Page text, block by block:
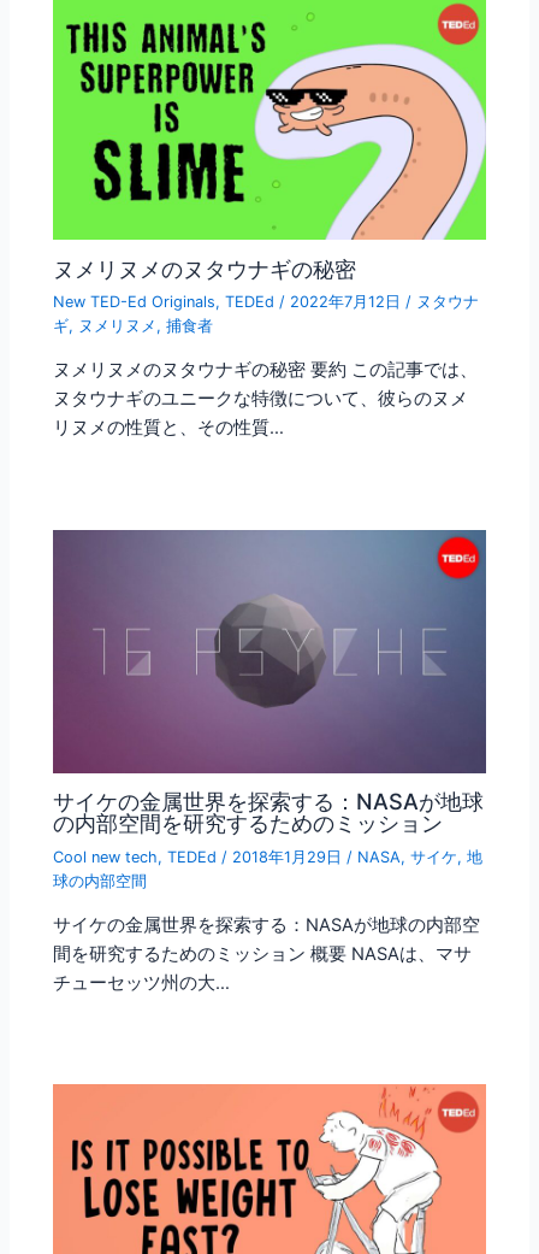
ヌメリヌメのヌタウナギの秘密
New TED-Ed Originals,TEDEd / 2022年7月12日 / ヌタウナ
ギ, ヌメリヌメ ,捕食者
ヌメリヌメのヌタウナギの秘密 要約 この記事では、
ヌタウナギのユニークな特徴について、彼らのヌメ
リヌメの性質と、その性質…
サイケの金属世界を探索する：NASAが地球
の内部空間を研究するためのミッション
Cool new tech,TEDEd / 2018年1月29日 / NASA,サイケ,地
球の内部空間
サイケの金属世界を探索する：NASAが地球の内部空
間を研究するためのミッション 概要 NASAは、マサ
チューセッツ州の大…